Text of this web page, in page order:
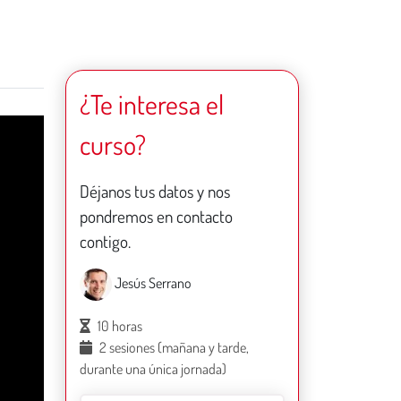
¿Te interesa el
curso?
Déjanos tus datos y nos
pondremos en contacto
contigo.
Jesús Serrano
10 horas
2 sesiones (mañana y tarde,
durante una única jornada)